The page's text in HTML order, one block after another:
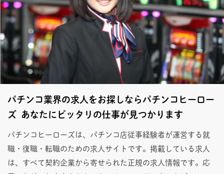
パチンコ業界の求人をお探しならパチンコヒーロー
ズ あなたにピッタリの仕事が見つかります
パチンコヒーローズは、パチンコ店従事経験者が運営する就
職・復職・転職のための求人サイトです。掲載している求人
は、すべて契約企業から寄せられた正規の求人情報です。応